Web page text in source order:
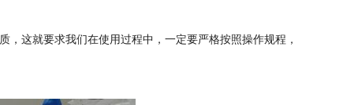
这就要求我们在使用过程中，一定要严格按照操作规程，